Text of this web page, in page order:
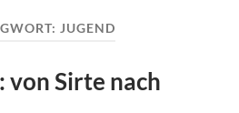
JUGEND
von Sirte nach